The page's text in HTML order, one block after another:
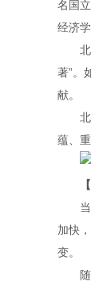
名国
经济
著”。
献。
蕴、
加快
变。